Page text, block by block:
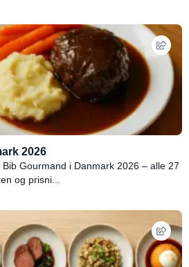
2026
Gourmand i Danmark 2026 – alle 27
og prisni...